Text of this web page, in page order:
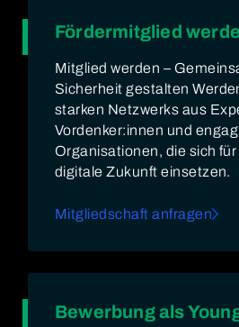
Fördermitglied
Mitglied werden –
Sicherheit gestalten
starken Netzwerks aus
Vordenker:innen und
Organisationen, die sich
digitale Zukunft einsetzen.
Mitgliedschaft anfragen
Bewerbung als